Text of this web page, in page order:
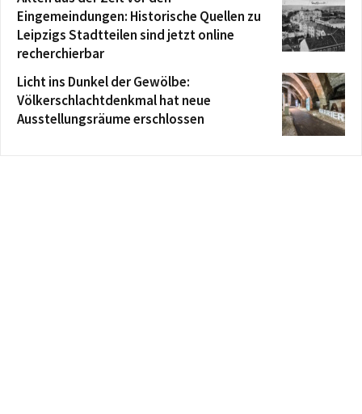
Eingemeindungen: Historische Quellen zu
Leipzigs Stadtteilen sind jetzt online
recherchierbar
Licht ins Dunkel der Gewölbe:
Völkerschlachtdenkmal hat neue
Ausstellungsräume erschlossen